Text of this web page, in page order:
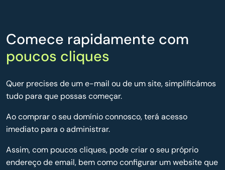
Comece rapidamente com
poucos cliques
Quer precises de um e-mail ou de um site, simplificámos
tudo para que possas começar.
Ao comprar o seu domínio connosco, terá acesso
imediato para o administrar.
Assim, com poucos cliques, pode criar o seu próprio
endereço de email, bem como configurar um website que